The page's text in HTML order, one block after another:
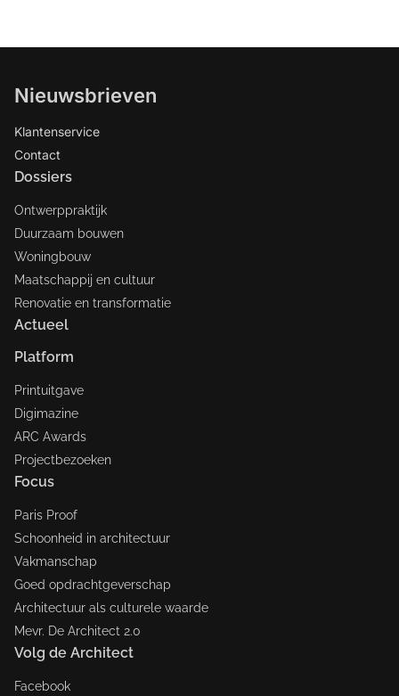
Nieuwsbrieven
Klantenservice
Contact
Dossiers
Ontwerppraktijk
Duurzaam bouwen
Woningbouw
Maatschappij en cultuur
Renovatie en transformatie
Actueel
Platform
Printuitgave
Digimazine
ARC Awards
Projectbezoeken
Focus
Paris Proof
Schoonheid in architectuur
Vakmanschap
Goed opdrachtgeverschap
Architectuur als culturele waarde
Mevr. De Architect 2.0
Volg de Architect
Facebook